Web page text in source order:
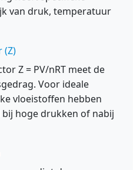
van druk, temperatuur
(Z)
Z = PV/nRT meet de
Voor ideale
vloeistoffen hebben
hoge drukken of nabij